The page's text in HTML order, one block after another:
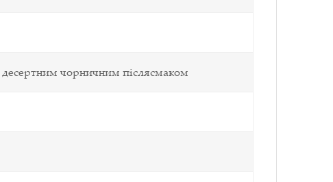
десертним чорничним післясмаком